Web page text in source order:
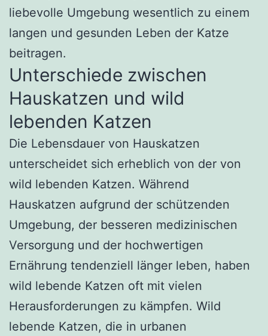
liebevolle Umgebung wesentlich zu einem
langen und gesunden Leben der Katze
beitragen.
Unterschiede zwischen
Hauskatzen und wild
lebenden Katzen
Die Lebensdauer von Hauskatzen
unterscheidet sich erheblich von der von
wild lebenden Katzen. Während
Hauskatzen aufgrund der schützenden
Umgebung, der besseren medizinischen
Versorgung und der hochwertigen
Ernährung tendenziell länger leben, haben
wild lebende Katzen oft mit vielen
Herausforderungen zu kämpfen. Wild
lebende Katzen, die in urbanen